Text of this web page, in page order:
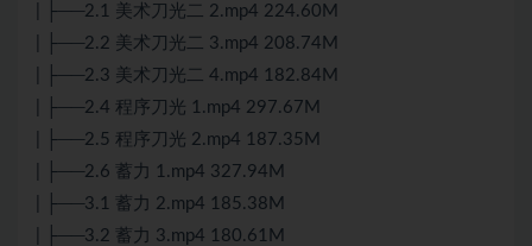
| ├──2.1 美术刀光二 2.mp4 224.60M
| ├──2.2 美术刀光二 3.mp4 208.74M
| ├──2.3 美术刀光二 4.mp4 182.84M
| ├──2.4 程序刀光 1.mp4 297.67M
| ├──2.5 程序刀光 2.mp4 187.35M
| ├──2.6 蓄力 1.mp4 327.94M
| ├──3.1 蓄力 2.mp4 185.38M
| ├──3.2 蓄力 3.mp4 180.61M